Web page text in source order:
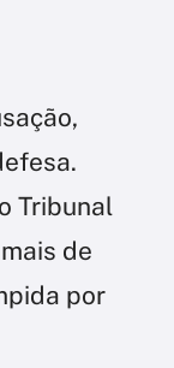
Tribunal
de
por